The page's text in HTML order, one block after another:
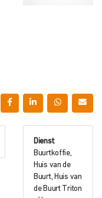
Dienst:
Buurtkoffie,
Huis van de
Buurt, Huis van
de Buurt Triton